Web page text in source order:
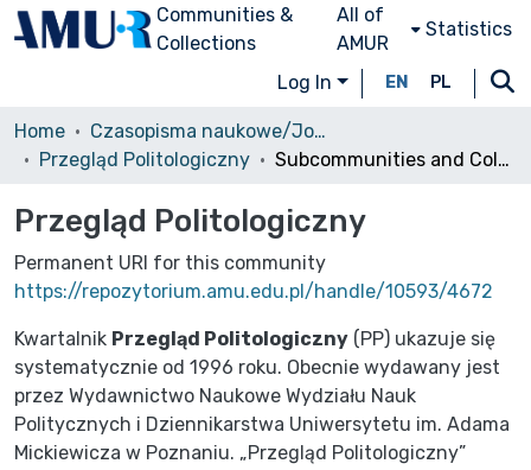
Communities &
Collections
All of
AMUR
Statistics
Log In EN PL
Home
Czasopisma naukowe/Journals
Przegląd Politologiczny
Subcommunities and Collections
Przegląd Politologiczny
Permanent URI for this community
https://repozytorium.amu.edu.pl/handle/10593/4672
Kwartalnik Przegląd Politologiczny (PP) ukazuje się
systematycznie od 1996 roku. Obecnie wydawany jest
przez Wydawnictwo Naukowe Wydziału Nauk
Politycznych i Dziennikarstwa Uniwersytetu im. Adama
Mickiewicza w Poznaniu. „Przegląd Politologiczny”